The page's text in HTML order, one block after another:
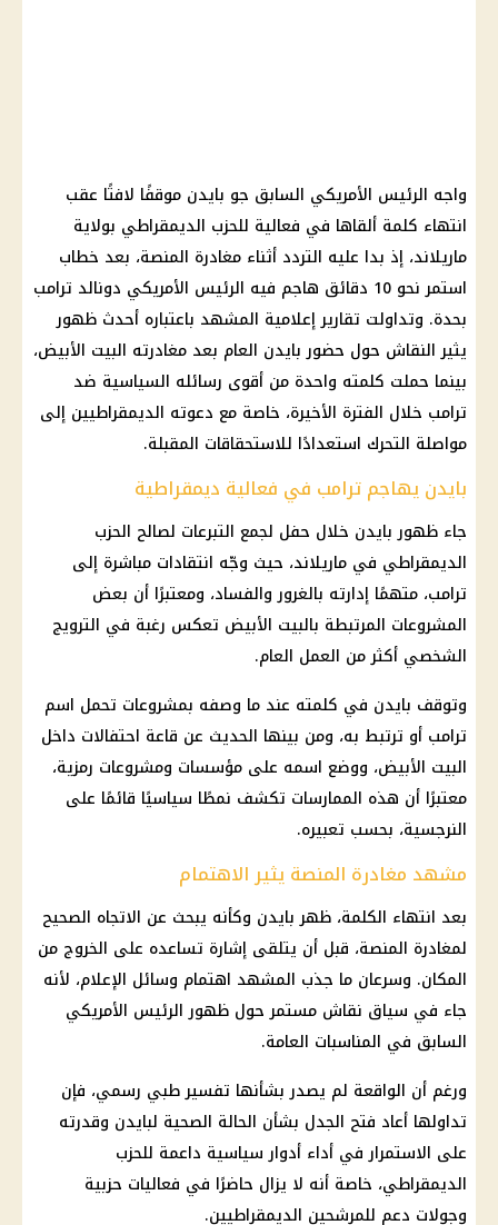
واجه الرئيس الأمريكي السابق جو بايدن موقفًا لافتًا عقب
انتهاء كلمة ألقاها في فعالية للحزب الديمقراطي بولاية
ماريلاند، إذ بدا عليه التردد أثناء مغادرة المنصة، بعد خطاب
استمر نحو 10 دقائق هاجم فيه الرئيس الأمريكي دونالد ترامب
بحدة. وتداولت تقارير إعلامية المشهد باعتباره أحدث ظهور
يثير النقاش حول حضور بايدن العام بعد مغادرته البيت الأبيض،
بينما حملت كلمته واحدة من أقوى رسائله السياسية ضد
ترامب خلال الفترة الأخيرة، خاصة مع دعوته الديمقراطيين إلى
مواصلة التحرك استعدادًا للاستحقاقات المقبلة.
بايدن يهاجم ترامب في فعالية ديمقراطية
جاء ظهور بايدن خلال حفل لجمع التبرعات لصالح الحزب
الديمقراطي في ماريلاند، حيث وجّه انتقادات مباشرة إلى
ترامب، متهمًا إدارته بالغرور والفساد، ومعتبرًا أن بعض
المشروعات المرتبطة بالبيت الأبيض تعكس رغبة في الترويج
الشخصي أكثر من العمل العام.
وتوقف بايدن في كلمته عند ما وصفه بمشروعات تحمل اسم
ترامب أو ترتبط به، ومن بينها الحديث عن قاعة احتفالات داخل
البيت الأبيض، ووضع اسمه على مؤسسات ومشروعات رمزية،
معتبرًا أن هذه الممارسات تكشف نمطًا سياسيًا قائمًا على
النرجسية، بحسب تعبيره.
مشهد مغادرة المنصة يثير الاهتمام
بعد انتهاء الكلمة، ظهر بايدن وكأنه يبحث عن الاتجاه الصحيح
لمغادرة المنصة، قبل أن يتلقى إشارة تساعده على الخروج من
المكان. وسرعان ما جذب المشهد اهتمام وسائل الإعلام، لأنه
جاء في سياق نقاش مستمر حول ظهور الرئيس الأمريكي
السابق في المناسبات العامة.
ورغم أن الواقعة لم يصدر بشأنها تفسير طبي رسمي، فإن
تداولها أعاد فتح الجدل بشأن الحالة الصحية لبايدن وقدرته
على الاستمرار في أداء أدوار سياسية داعمة للحزب
الديمقراطي، خاصة أنه لا يزال حاضرًا في فعاليات حزبية
وجولات دعم للمرشحين الديمقراطيين.